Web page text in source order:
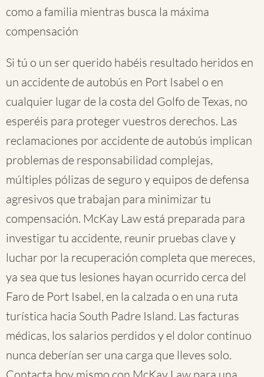
como a familia mientras busca la máxima
compensación
Si tú o un ser querido habéis resultado heridos en
un accidente de autobús en Port Isabel o en
cualquier lugar de la costa del Golfo de Texas, no
esperéis para proteger vuestros derechos. Las
reclamaciones por accidente de autobús implican
problemas de responsabilidad complejas,
múltiples pólizas de seguro y equipos de defensa
agresivos que trabajan para minimizar tu
compensación. McKay Law está preparada para
investigar tu accidente, reunir pruebas clave y
luchar por la recuperación completa que mereces,
ya sea que tus lesiones hayan ocurrido cerca del
Faro de Port Isabel, en la calzada o en una ruta
turística hacia South Padre Island. Las facturas
médicas, los salarios perdidos y el dolor continuo
nunca deberían ser una carga que lleves solo.